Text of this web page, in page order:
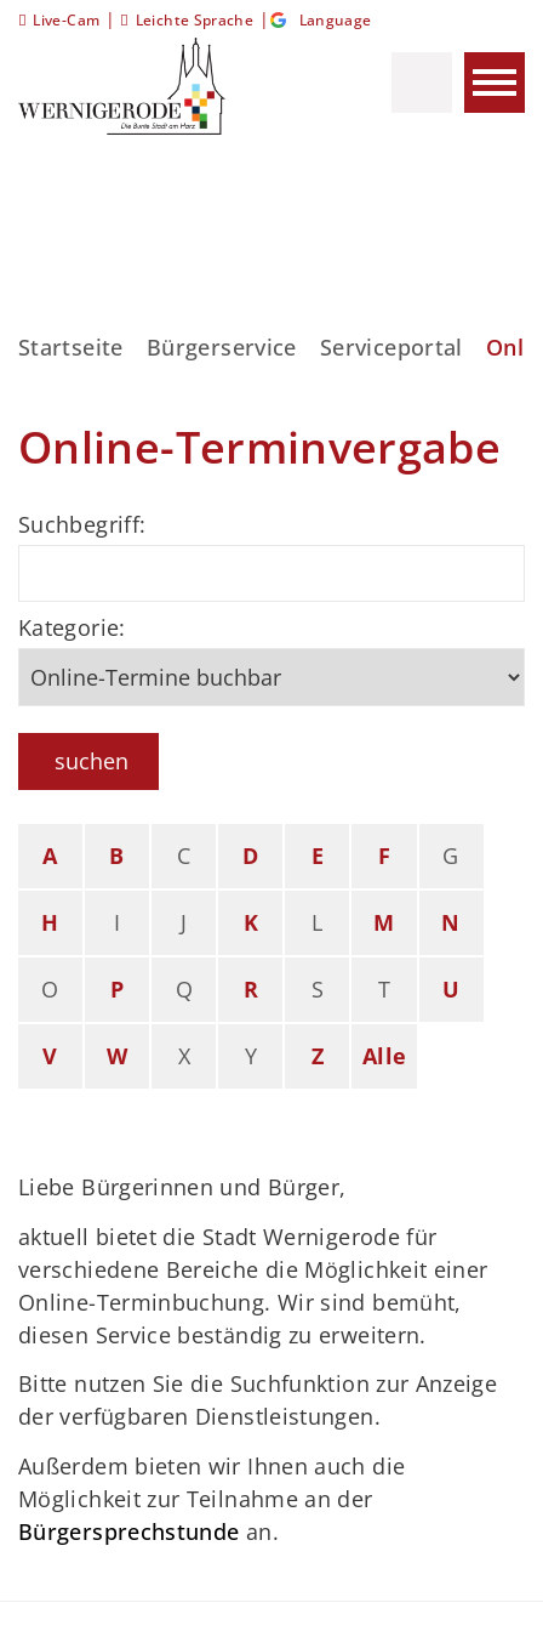
Live-Cam | Leichte Sprache | Language
Startseite Bürgerservice Serviceportal
Online-Terminvergabe
Suchbegriff:
Kategorie:
suchen
A B C D E F G
H I J K L M N
O P Q R S T U
V W X Y Z Alle
Liebe Bürgerinnen und Bürger,
aktuell bietet die Stadt Wernigerode für
verschiedene Bereiche die Möglichkeit einer
Online-Terminbuchung. Wir sind bemüht,
diesen Service beständig zu erweitern.
Bitte nutzen Sie die Suchfunktion zur Anzeige
der verfügbaren Dienstleistungen.
Außerdem bieten wir Ihnen auch die
Möglichkeit zur Teilnahme an der
Bürgersprechstunde an.